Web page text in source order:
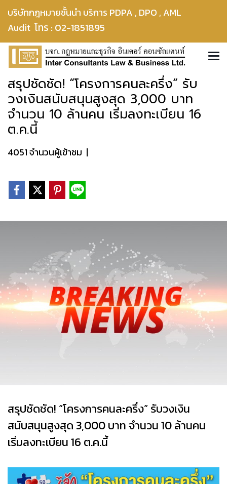
บริษัทกฎหมายชั้นนำ บริการ PDPA , DPO , AML
Audit โทร : 02-1851895
สรุปชัดชัด! “โครงการคนละครึ่ง” รับ
วงเงินสนับสนุนสูงสุด 3,000 บาท
จำนวน 10 ล้านคน เริ่มลงทะเบียน 16
ต.ค.นี้
4051 จำนวนผู้เข้าชม |
สรุปชัดชัด! “โครงการคนละครึ่ง” รับวงเงิน
สนับสนุนสูงสุด 3,000 บาท จำนวน 10 ล้านคน
เริ่มลงทะเบียน 16 ต.ค.นี้